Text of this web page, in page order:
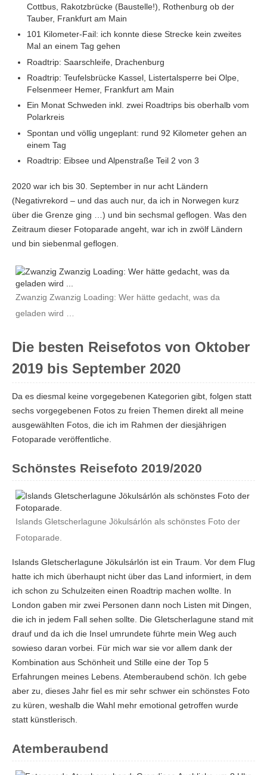
Cottbus, Rakotzbrücke (Baustelle!), Rothenburg ob der
Tauber, Frankfurt am Main
101 Kilometer-Fail: ich konnte diese Strecke kein zweites
Mal an einem Tag gehen
Roadtrip: Saarschleife, Drachenburg
Roadtrip: Teufelsbrücke Kassel, Listertalsperre bei Olpe,
Felsenmeer Hemer, Frankfurt am Main
Ein Monat Schweden inkl. zwei Roadtrips bis oberhalb vom
Polarkreis
Spontan und völlig ungeplant: rund 92 Kilometer gehen an
einem Tag
Roadtrip: Eibsee und Alpenstraße Teil 2 von 3
2020 war ich bis 30. September in nur acht Ländern
(Negativrekord – und das auch nur, da ich in Norwegen kurz
über die Grenze ging …) und bin sechsmal geflogen. Was den
Zeitraum dieser Fotoparade angeht, war ich in zwölf Ländern
und bin siebenmal geflogen.
Zwanzig Zwanzig Loading: Wer hätte gedacht, was da
geladen wird …
Die besten Reisefotos von Oktober
2019 bis September 2020
Da es diesmal keine vorgegebenen Kategorien gibt, folgen statt
sechs vorgegebenen Fotos zu freien Themen direkt all meine
ausgewählten Fotos, die ich im Rahmen der diesjährigen
Fotoparade veröffentliche.
Schönstes Reisefoto 2019/2020
Islands Gletscherlagune Jökulsárlón als schönstes Foto der
Fotoparade.
Islands Gletscherlagune Jökulsárlón ist ein Traum. Vor dem Flug
hatte ich mich überhaupt nicht über das Land informiert, in dem
ich schon zu Schulzeiten einen Roadtrip machen wollte. In
London gaben mir zwei Personen dann noch Listen mit Dingen,
die ich in jedem Fall sehen sollte. Die Gletscherlagune stand mit
drauf und da ich die Insel umrundete führte mein Weg auch
sowieso daran vorbei. Für mich war sie vor allem dank der
Kombination aus Schönheit und Stille eine der Top 5
Erfahrungen meines Lebens. Atemberaubend schön. Ich gebe
aber zu, dieses Jahr fiel es mir sehr schwer ein schönstes Foto
zu küren, weshalb die Wahl mehr emotional getroffen wurde
statt künstlerisch.
Atemberaubend